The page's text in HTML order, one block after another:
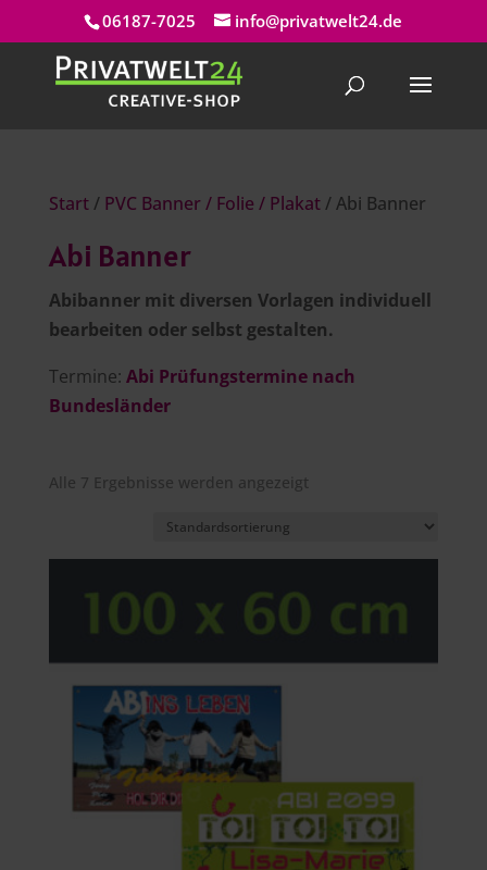
06187-7025 info@privatwelt24.de
Start/ PVC Banner / Folie / Plakat/ Abi Banner
Abi Banner
Abibanner mit diversen Vorlagen individuell
bearbeiten oder selbst gestalten.
Termine: Abi Prüfungstermine nach
Bundesländer
Alle 7 Ergebnisse werden angezeigt